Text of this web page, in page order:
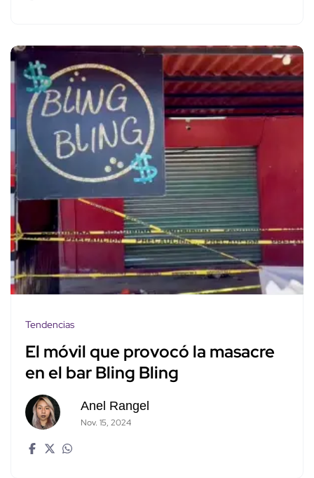
Tendencias
El móvil que provocó la masacre
en el bar Bling Bling
Anel Rangel
Nov. 15, 2024